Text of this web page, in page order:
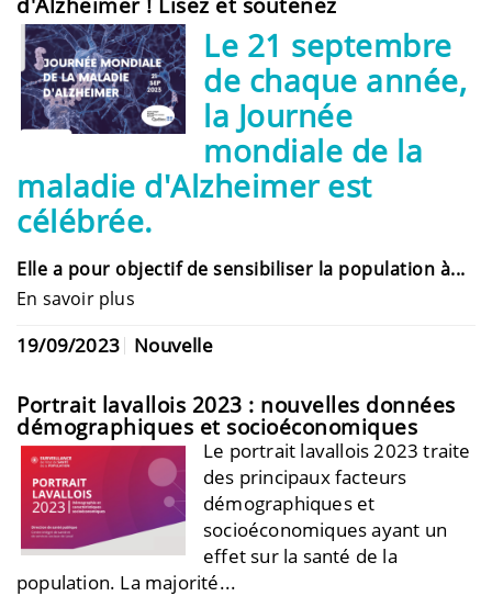
Le 21 septembre
de chaque année,
la Journée
mondiale de la
maladie d'Alzheimer est
célébrée.
Elle a pour objectif de sensibiliser la population à...
En savoir plus
19/09/2023 Nouvelle
Portrait lavallois 2023 : nouvelles données
démographiques et socioéconomiques
Le portrait lavallois 2023 traite
des principaux facteurs
démographiques et
socioéconomiques ayant un
effet sur la santé de la
population. La majorité...